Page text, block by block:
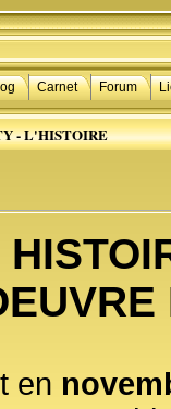
Carnet Forum
-L'HISTOIRE
en